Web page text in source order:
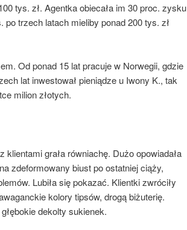
tys. zł. Agentka obiecała im 30 proc. zysku
trzech latach mieliby ponad 200 tys. zł
Od ponad 15 lat pracuje w Norwegii, gdzie
lat inwestował pieniądze u Iwony K., tak
milion złotych.
grała równiachę. Dużo opowiadała
zdeformowany biust po ostatniej ciąży,
Lubiła się pokazać. Klientki zwróciły
kolory tipsów, drogą biżuterię.
dekolty sukienek.